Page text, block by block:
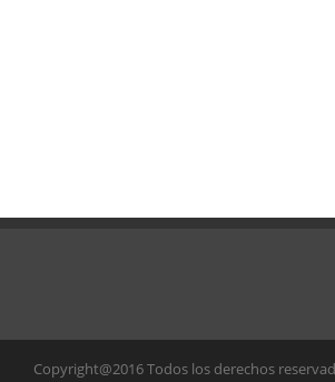
Copyright@2016 Todos los derechos